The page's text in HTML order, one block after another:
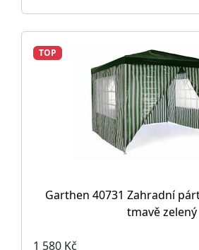
TOP
Garthen 40731 Zahradní
tmavě zelený
1 580 Kč